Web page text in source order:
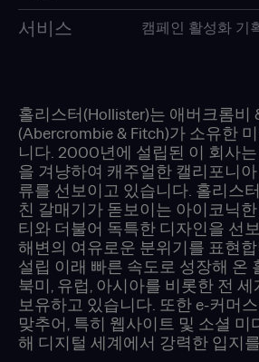
서비스 캠페인 활성화 기
홀리스터(Hollister)는 애버크롬비
(Abercrombie & Fitch)가 소유한
니다. 2000년에 설립된 이 회사는
을 겨냥하여 캐주얼한 캘리포니
류를 선보이고 있습니다. 홀리스
친 갈매기가 돋보이는 아이코닉
티와 더불어 독특한 디자인을 선
해변의 여유로운 분위기를 표현
설립 이래 빠른 속도로 성장해 온
북미, 유럽, 아시아를 비롯한 전
보유하고 있습니다. 또한 e-커머
맞추어, 특히 웹사이트 및 소셜 미
해 디지털 세계에서 강력한 입지